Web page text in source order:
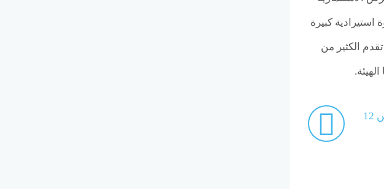
تسد فجوة استيرادية كبيرة
الكثير من
الدهب راكب مراجيح.. أسعار الذهب في مصر اليوم الاثنين 12